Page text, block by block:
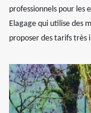
professionnels pour les
Elagage qui utilise des
proposer des tarifs très